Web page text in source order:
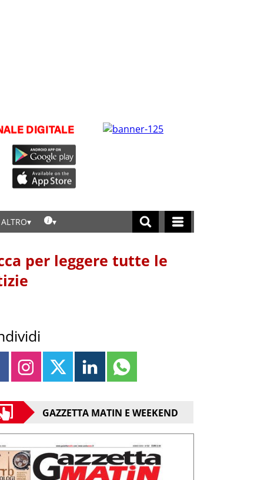
ALTRO
per leggere tutte le
GAZZETTA MATIN E WEEKEND